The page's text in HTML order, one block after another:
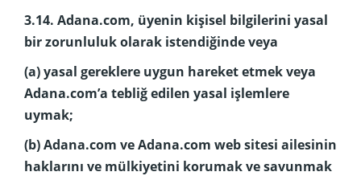
3.14. Adana.com, üyenin kişisel bilgilerini yasal
bir zorunluluk olarak istendiğinde veya
(a) yasal gereklere uygun hareket etmek veya
Adana.com’a tebliğ edilen yasal işlemlere
uymak;
(b) Adana.com ve Adana.com web sitesi ailesinin
haklarını ve mülkiyetini korumak ve savunmak